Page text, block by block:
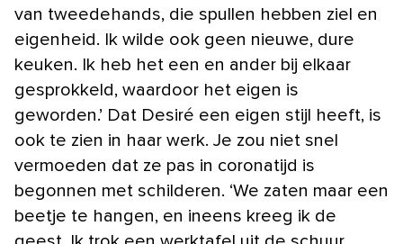
van tweedehands, die spullen hebben ziel en
eigenheid. Ik wilde ook geen nieuwe, dure
keuken. Ik heb het een en ander bij elkaar
gesprokkeld, waardoor het eigen is
geworden.’ Dat Desiré een eigen stijl heeft, is
ook te zien in haar werk. Je zou niet snel
vermoeden dat ze pas in coronatijd is
begonnen met schilderen. ‘We zaten maar een
beetje te hangen, en ineens kreeg ik de